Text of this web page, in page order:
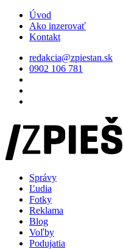
Úvod
Ako inzerovať
Kontakt
redakcia@zpiestan.sk
0902 106 781
Správy
Ľudia
Fotky
Reklama
Blog
Voľby
Podujatia